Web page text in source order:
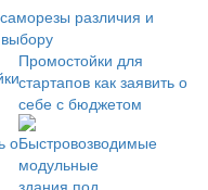
различия и
Промостойки для
стартапов как заявить о
себе с бюджетом